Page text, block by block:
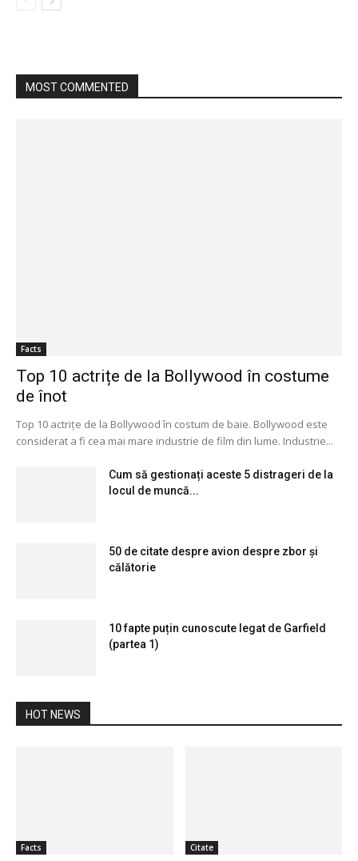
MOST COMMENTED
Facts
Top 10 actrițe de la Bollywood în costume
de înot
Top 10 actrițe de la Bollywood în costum de baie. Bollywood este
considerat a fi cea mai mare industrie de film din lume. Industrie...
Cum să gestionați aceste 5 distrageri de la
locul de muncă...
50 de citate despre avion despre zbor și
călătorie
10 fapte puțin cunoscute legat de Garfield
(partea 1)
HOT NEWS
Facts Citate